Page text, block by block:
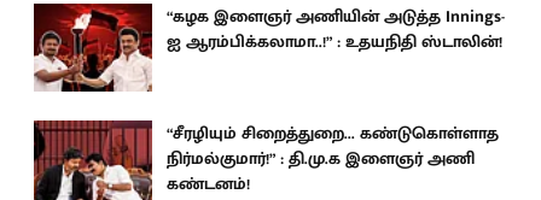
“கழக இளைஞர் அணியின் அடுத்த Innings-
ஐ ஆரம்பிக்கலாமா..!” : உதயநிதி ஸ்டாலின்!
“சீரழியும் சிறைத்துறை... கண்டுகொள்ளாத
நிர்மல்குமார்!” : தி.மு.க இளைஞர் அணி
கண்டனம்!